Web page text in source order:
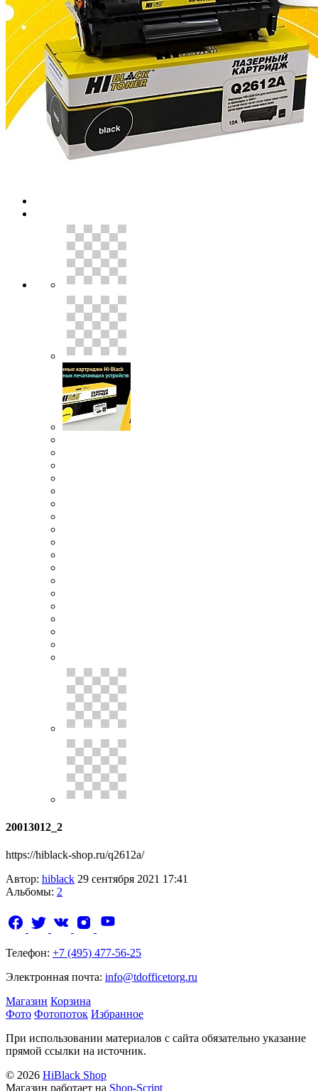
20013012_2
https://hiblack-shop.ru/q2612a/
Автор: hiblack 29 сентября 2021 17:41
Альбомы: 2
Телефон: +7 (495) 477-56-25
Электронная почта: info@tdofficetorg.ru
Магазин Корзина
Фото Фотопоток Избранное
При использовании материалов с сайта обязательно указание
прямой ссылки на источник.
© 2026 HiBlack Shop
Магазин работает на Shop-Script